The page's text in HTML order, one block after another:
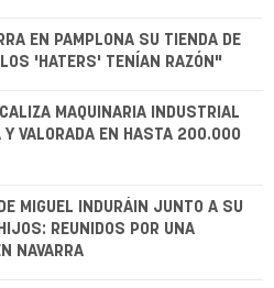
EN PAMPLONA SU TIENDA DE
'HATERS' TENÍAN RAZÓN"
MAQUINARIA INDUSTRIAL
Y VALORADA EN HASTA 200.000
MIGUEL INDURÁIN JUNTO A SU
REUNIDOS POR UNA
NAVARRA